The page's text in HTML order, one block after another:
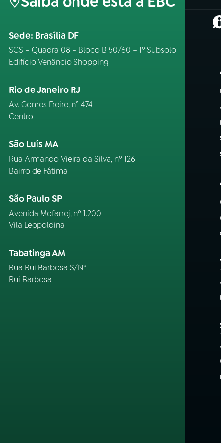
Sede: Brasília DF
SCS – Quadra 08 – Bloco B 50/60 – 1º Subsolo
Edifício Venâncio Shopping
Rio de Janeiro RJ
Av. Gomes Freire, n° 474
Centro
São Luís MA
Rua Armando Vieira da Silva, nº 126
Bairro de Fátima
São Paulo SP
Avenida Mofarrej, nº 1.200
Vila Leopoldina
Tabatinga AM
Rua Rui Barbosa S/Nº
Rui Barbosa